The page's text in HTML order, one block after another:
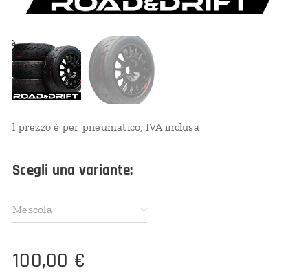
l prezzo è per pneumatico, IVA inclusa
Scegli una variante:
Mescola
100,00 €